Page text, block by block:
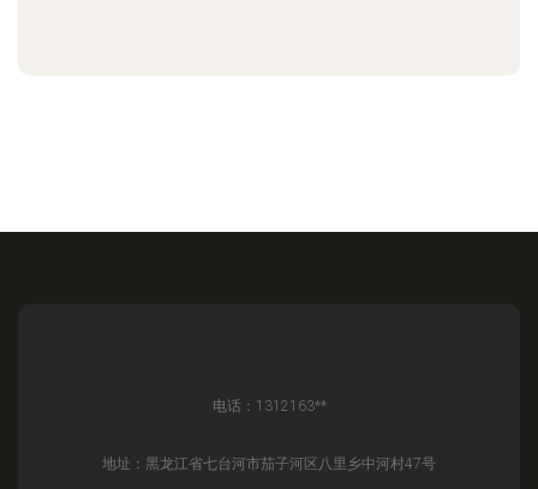
电话：1312163**
地址：黑龙江省七台河市茄子河区八里乡中河村47号